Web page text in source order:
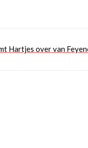
Hartjes over van